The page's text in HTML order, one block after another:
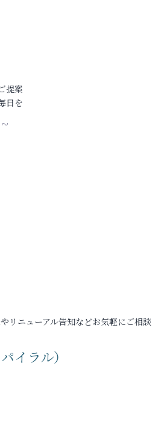
提案
日を
リニューアル告知などお気軽にご相
イラル）